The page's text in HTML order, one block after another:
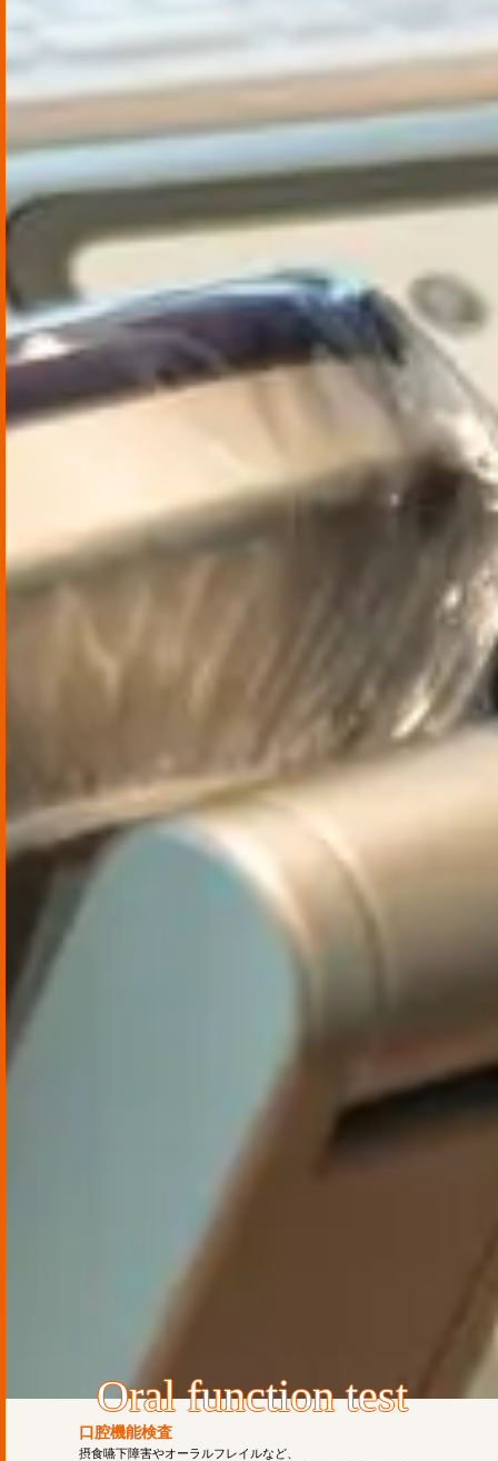
oral function test
口腔機能検査
摂食嚥下障害やオーラルフレイルなど、